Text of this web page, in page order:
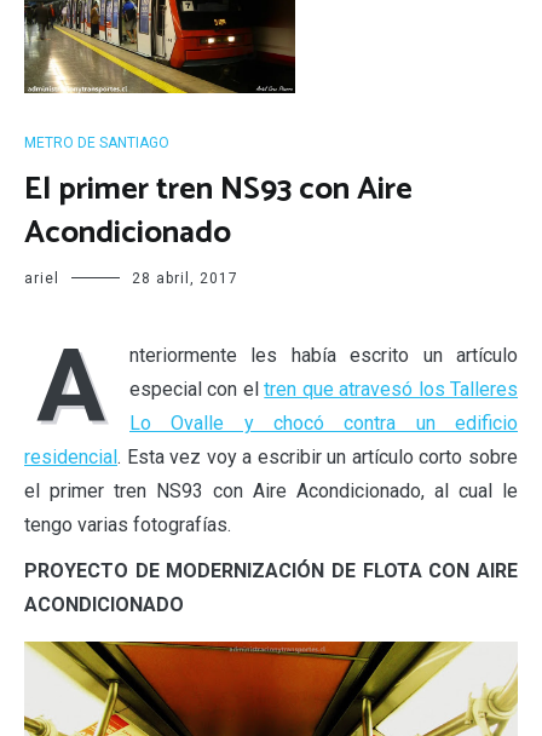
METRO DE SANTIAGO
El primer tren NS93 con Aire
Acondicionado
ariel 28 abril, 2017
A
nteriormente les había escrito un artículo
especial con eltren que atravesó los Talleres
Lo Ovalle y chocó contra un edificio
residencial. Esta vez voy a escribir un artículo corto sobre
el primer tren NS93 con Aire Acondicionado, al cual le
tengo varias fotografías.
PROYECTO DE MODERNIZACIÓN DE FLOTA CON AIRE
ACONDICIONADO